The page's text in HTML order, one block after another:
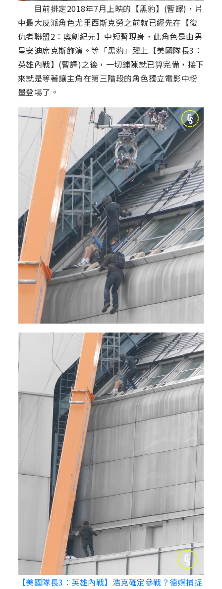
目前排定2018年7月上映的【黑豹】(暫譯)，片
中最大反派角色尤里西斯克勞之前就已經先在【復
仇者聯盟2：奧創紀元】中短暫現身，此角色是由男
星安迪席克斯飾演。等「黑豹」躍上【美國隊長3：
英雄內戰】(暫譯)之後，一切鋪陳就已算完備，接下
來就是等著讓主角在第三階段的角色獨立電影中粉
墨登場了。
【美國隊長3：英雄內戰】浩克確定參戰？德媒捕捉